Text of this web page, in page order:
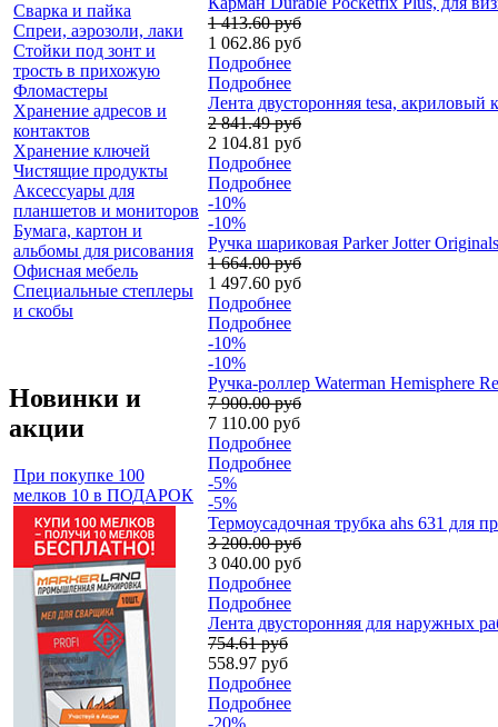
Сварка и пайка
Спреи, аэрозоли, лаки
Стойки под зонт и
трость в прихожую
Фломастеры
Хранение адресов и
контактов
Хранение ключей
Чистящие продукты
Аксессуары для
планшетов и мониторов
Бумага, картон и
альбомы для рисования
Офисная мебель
Специальные степлеры
и скобы
Новинки и
акции
При покупке 100
мелков 10 в ПОДАРОК
1 413.60 руб
1 062.86 руб
Подробнее
Подробнее
Лента двусторонняя tesa,
2 841.49 руб
2 104.81 руб
Подробнее
Подробнее
-10%
-10%
Ручка шариковая Parker Jotter
1 664.00 руб
1 497.60 руб
Подробнее
Подробнее
-10%
-10%
Ручка-роллер Waterman Hemisphere
7 900.00 руб
7 110.00 руб
Подробнее
Подробнее
-5%
-5%
Термоусадочная трубка ahs 631 для
3 200.00 руб
3 040.00 руб
Подробнее
Подробнее
Лента двусторонняя для наружных
754.61 руб
558.97 руб
Подробнее
Подробнее